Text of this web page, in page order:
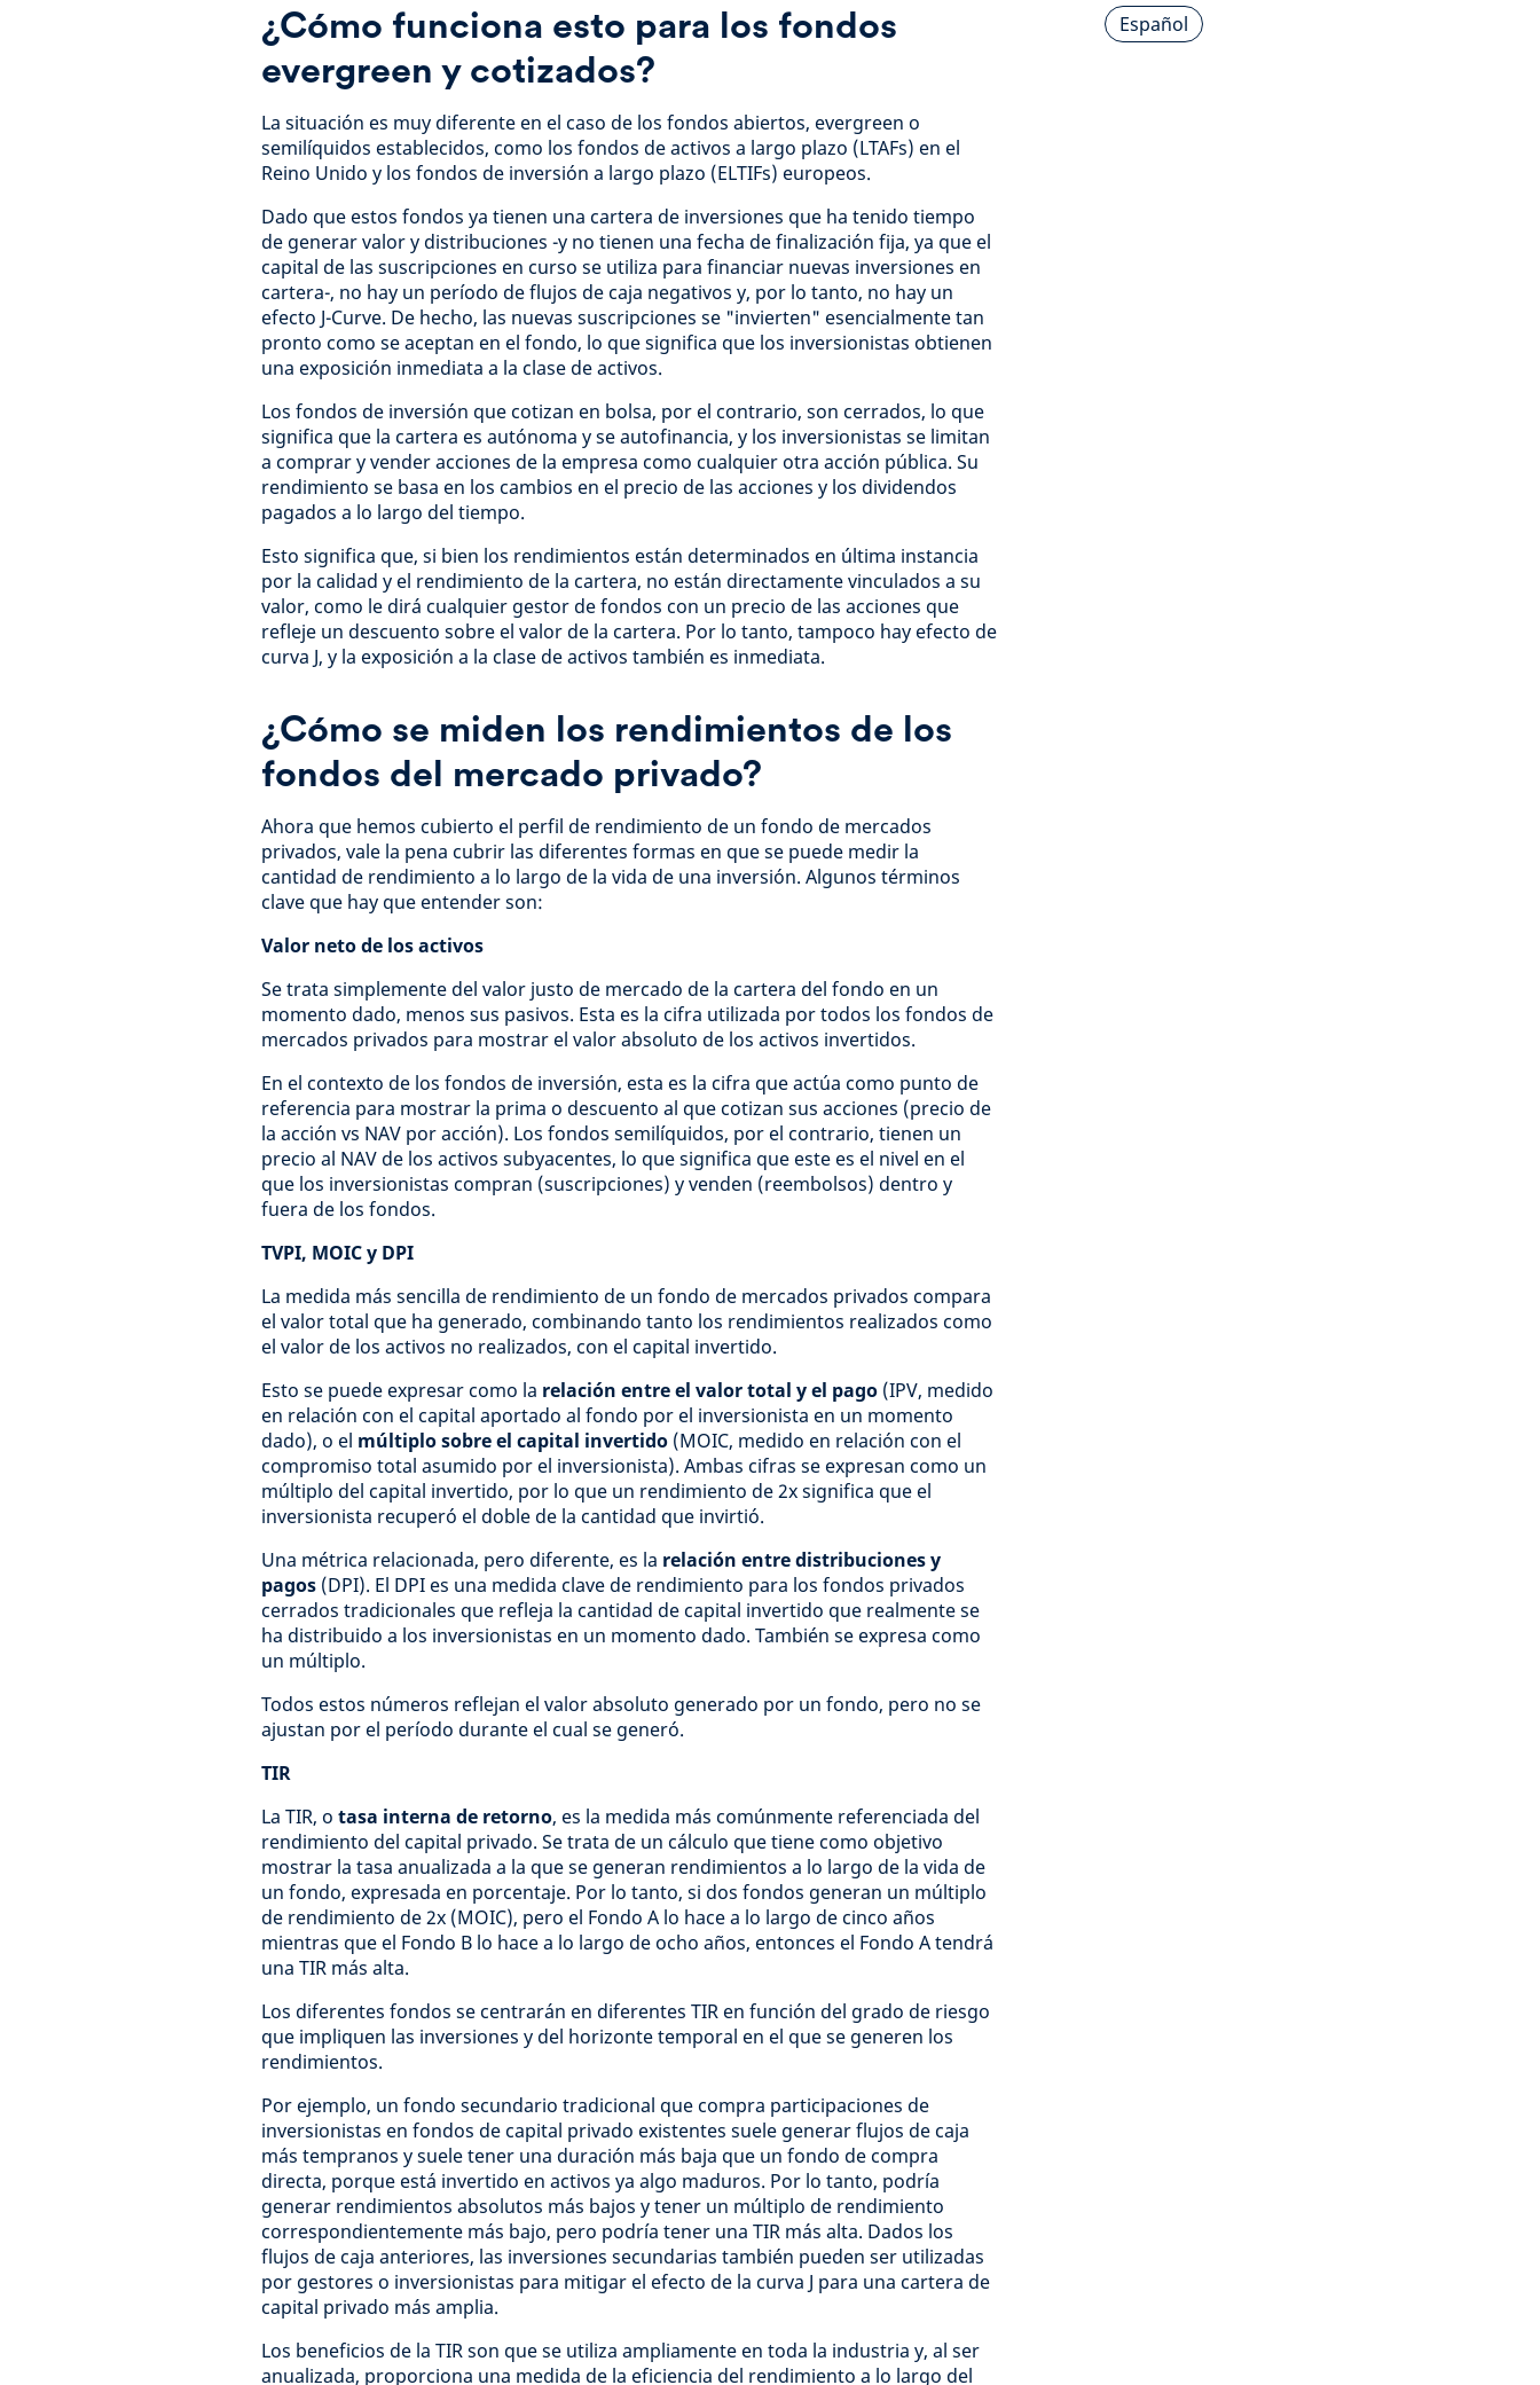
¿Cómo funciona esto para los fondos
evergreen y cotizados?
La situación es muy diferente en el caso de los fondos abiertos, evergreen o
semilíquidos establecidos, como los fondos de activos a largo plazo (LTAFs) en el
Reino Unido y los fondos de inversión a largo plazo (ELTIFs) europeos.
Dado que estos fondos ya tienen una cartera de inversiones que ha tenido tiempo
de generar valor y distribuciones -y no tienen una fecha de finalización fija, ya que el
capital de las suscripciones en curso se utiliza para financiar nuevas inversiones en
cartera-, no hay un período de flujos de caja negativos y, por lo tanto, no hay un
efecto J-Curve. De hecho, las nuevas suscripciones se "invierten" esencialmente tan
pronto como se aceptan en el fondo, lo que significa que los inversionistas obtienen
una exposición inmediata a la clase de activos.
Los fondos de inversión que cotizan en bolsa, por el contrario, son cerrados, lo que
significa que la cartera es autónoma y se autofinancia, y los inversionistas se limitan
a comprar y vender acciones de la empresa como cualquier otra acción pública. Su
rendimiento se basa en los cambios en el precio de las acciones y los dividendos
pagados a lo largo del tiempo.
Esto significa que, si bien los rendimientos están determinados en última instancia
por la calidad y el rendimiento de la cartera, no están directamente vinculados a su
valor, como le dirá cualquier gestor de fondos con un precio de las acciones que
refleje un descuento sobre el valor de la cartera. Por lo tanto, tampoco hay efecto de
curva J, y la exposición a la clase de activos también es inmediata.
¿Cómo se miden los rendimientos de los
fondos del mercado privado?
Ahora que hemos cubierto el perfil de rendimiento de un fondo de mercados
privados, vale la pena cubrir las diferentes formas en que se puede medir la
cantidad de rendimiento a lo largo de la vida de una inversión. Algunos términos
clave que hay que entender son:
Valor neto de los activos
Se trata simplemente del valor justo de mercado de la cartera del fondo en un
momento dado, menos sus pasivos. Esta es la cifra utilizada por todos los fondos de
mercados privados para mostrar el valor absoluto de los activos invertidos.
En el contexto de los fondos de inversión, esta es la cifra que actúa como punto de
referencia para mostrar la prima o descuento al que cotizan sus acciones (precio de
la acción vs NAV por acción). Los fondos semilíquidos, por el contrario, tienen un
precio al NAV de los activos subyacentes, lo que significa que este es el nivel en el
que los inversionistas compran (suscripciones) y venden (reembolsos) dentro y
fuera de los fondos.
TVPI, MOIC y DPI
La medida más sencilla de rendimiento de un fondo de mercados privados compara
el valor total que ha generado, combinando tanto los rendimientos realizados como
el valor de los activos no realizados, con el capital invertido.
Esto se puede expresar como la relación entre el valor total y el pago (IPV, medido
en relación con el capital aportado al fondo por el inversionista en un momento
dado), o el múltiplo sobre el capital invertido (MOIC, medido en relación con el
compromiso total asumido por el inversionista). Ambas cifras se expresan como un
múltiplo del capital invertido, por lo que un rendimiento de 2x significa que el
inversionista recuperó el doble de la cantidad que invirtió.
Una métrica relacionada, pero diferente, es la relación entre distribuciones y
pagos (DPI). El DPI es una medida clave de rendimiento para los fondos privados
cerrados tradicionales que refleja la cantidad de capital invertido que realmente se
ha distribuido a los inversionistas en un momento dado. También se expresa como
un múltiplo.
Todos estos números reflejan el valor absoluto generado por un fondo, pero no se
ajustan por el período durante el cual se generó.
TIR
La TIR, o tasa interna de retorno, es la medida más comúnmente referenciada del
rendimiento del capital privado. Se trata de un cálculo que tiene como objetivo
mostrar la tasa anualizada a la que se generan rendimientos a lo largo de la vida de
un fondo, expresada en porcentaje. Por lo tanto, si dos fondos generan un múltiplo
de rendimiento de 2x (MOIC), pero el Fondo A lo hace a lo largo de cinco años
mientras que el Fondo B lo hace a lo largo de ocho años, entonces el Fondo A tendrá
una TIR más alta.
Los diferentes fondos se centrarán en diferentes TIR en función del grado de riesgo
que impliquen las inversiones y del horizonte temporal en el que se generen los
rendimientos.
Por ejemplo, un fondo secundario tradicional que compra participaciones de
inversionistas en fondos de capital privado existentes suele generar flujos de caja
más tempranos y suele tener una duración más baja que un fondo de compra
directa, porque está invertido en activos ya algo maduros. Por lo tanto, podría
generar rendimientos absolutos más bajos y tener un múltiplo de rendimiento
correspondientemente más bajo, pero podría tener una TIR más alta. Dados los
flujos de caja anteriores, las inversiones secundarias también pueden ser utilizadas
por gestores o inversionistas para mitigar el efecto de la curva J para una cartera de
capital privado más amplia.
Los beneficios de la TIR son que se utiliza ampliamente en toda la industria y, al ser
anualizada, proporciona una medida de la eficiencia del rendimiento a lo largo del
Español